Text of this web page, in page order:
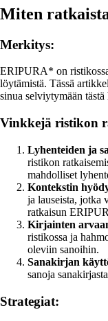
Miten
Merkitys:
ERIPURA* on
löytämistä. Tässä
sinua selviytymään tästä
Vinkkejä ristikon
Lyhenteiden ja
ristikon
mahdolliset
Kontekstin
ja lauseista, jotka
ratkaisun
Kirjainten
ristikossa ja
oleviin sanoihin.
Sanakirjan
sanoja
Strategiat: